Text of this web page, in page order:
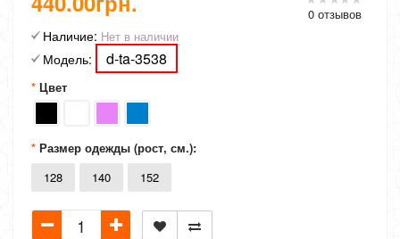
0 отзывов
Наличие: Нет в наличии
Модель: d-ta-3538
Цвет
Размер одежды (рост, см.):
128
140 152